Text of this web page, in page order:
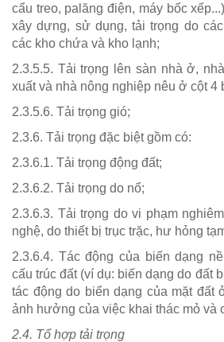
cẩu treo, palăng điện, máy bốc
xây dựng, sử dụng, tải trọng do
các kho chứa và kho lạnh;
2.3.5.5. Tải trọng lên sàn nhà ở,
xuất và nhà nông nghiệp nêu ở cột 4
2.3.5.6. Tải trọng gió;
2.3.6. Tải trọng đặc biệt gồm có:
2.3.6.1. Tải trọng động đất;
2.3.6.2. Tải trọng do nổ;
2.3.6.3. Tải trọng do vi phạm
nghệ, do thiết bị trục trặc, hư hỏng
2.3.6.4. Tác động của biến dạng
cấu trúc đất (ví dụ: biến dạng do đất
tác động do biến dạng của mặt đất
ảnh hưởng của việc khai thác mỏ và
2.4. Tổ hợp tải trọng